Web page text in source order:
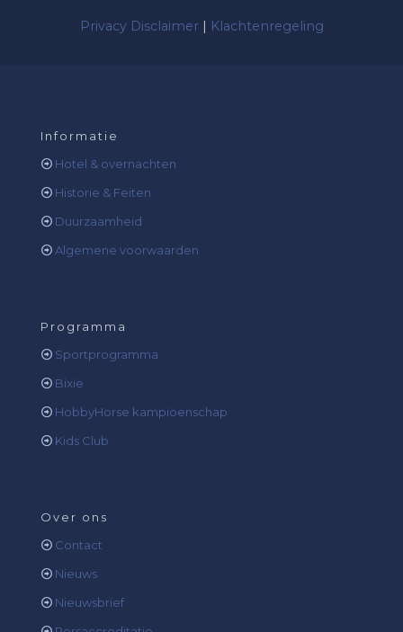
Privacy Disclaimer| Klachtenregeling
Informatie
Hotel & overnachten
Historie & Feiten
Duurzaamheid
Algemene voorwaarden
Programma
Sportprogramma
Bixie
HobbyHorse kampioenschap
Kids Club
Over ons
Contact
Nieuws
Nieuwsbrief